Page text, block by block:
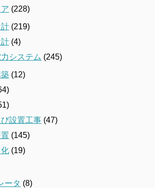
(228)
(219)
(4)
システム (245)
(12)
設置工事 (47)
(145)
(19)
ータ (8)